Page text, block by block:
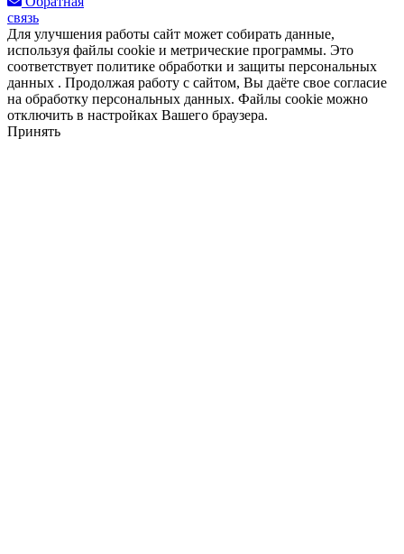
связь
Для улучшения работы сайт может собирать данные,
используя файлы cookie и метрические программы. Это
соответствует политике обработки и защиты персональных
данных . Продолжая работу с сайтом, Вы даёте свое согласие
на обработку персональных данных. Файлы cookie можно
отключить в настройках Вашего браузера.
Принять